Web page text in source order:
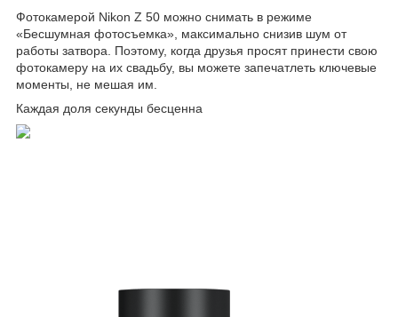
Фотокамерой Nikon Z 50 можно снимать в режиме
«Бесшумная фотосъемка», максимально снизив шум от
работы затвора. Поэтому, когда друзья просят принести свою
фотокамеру на их свадьбу, вы можете запечатлеть ключевые
моменты, не мешая им.
Каждая доля секунды бесценна